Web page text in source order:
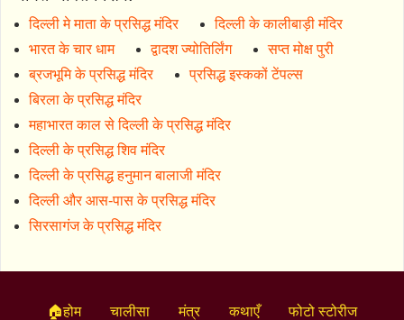
दिल्ली मे माता के प्रसिद्ध मंदिर
दिल्ली के कालीबाड़ी मंदिर
भारत के चार धाम
द्वादश ज्योतिर्लिंग
सप्त मोक्ष पुरी
ब्रजभूमि के प्रसिद्ध मंदिर
प्रसिद्ध इस्ककों टेंपल्स
बिरला के प्रसिद्ध मंदिर
महाभारत काल से दिल्ली के प्रसिद्ध मंदिर
दिल्ली के प्रसिद्ध शिव मंदिर
दिल्ली के प्रसिद्ध हनुमान बालाजी मंदिर
दिल्ली और आस-पास के प्रसिद्ध मंदिर
सिरसागंज के प्रसिद्ध मंदिर
🏠होम चालीसा मंत्र कथाएँ फोटो स्टोरीज